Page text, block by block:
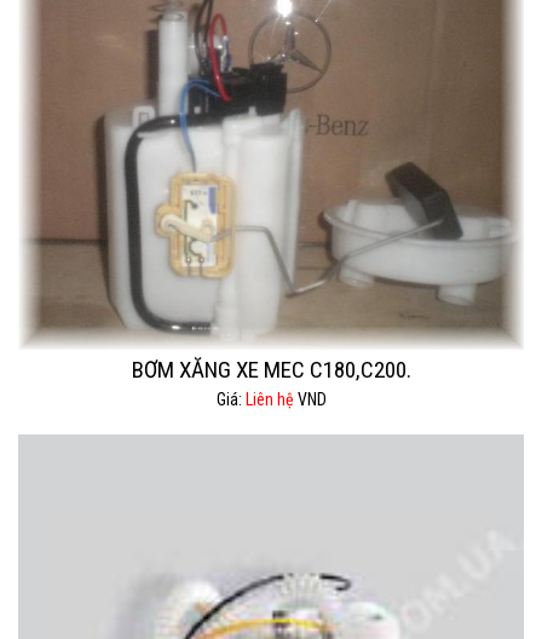
BƠM XĂNG XE MEC C180,C200.
Giá: Liên hệ VND